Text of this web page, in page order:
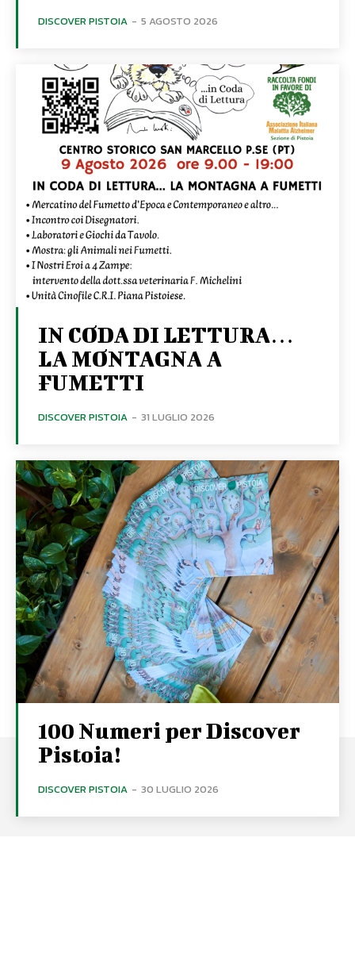
DISCOVER PISTOIA - 5 AGOSTO 2026
IN CODA DI LETTURA…
LA MONTAGNA A
FUMETTI
DISCOVER PISTOIA - 31 LUGLIO 2026
100 Numeri per Discover
Pistoia!
DISCOVER PISTOIA - 30 LUGLIO 2026